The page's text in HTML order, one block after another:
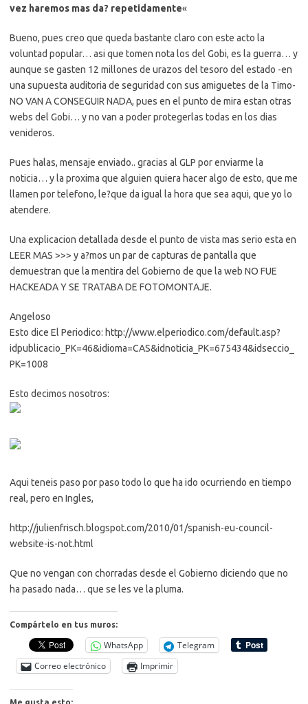
vez haremos mas da? repetidamente«
Bueno, pues creo que queda bastante claro con este acto la
voluntad popular… asi que tomen nota los del Gobi, es la guerra… y
aunque se gasten 12 millones de urazos del tesoro del estado -en
una supuesta auditoria de seguridad con sus amiguetes de la Timo-
NO VAN A CONSEGUIR NADA, pues en el punto de mira estan otras
webs del Gobi… y no van a poder protegerlas todas en los dias
venideros.
Pues halas, mensaje enviado.. gracias al GLP por enviarme la
noticia… y la proxima que alguien quiera hacer algo de esto, que me
llamen por telefono, le?que da igual la hora que sea aqui, que yo lo
atendere.
Una explicacion detallada desde el punto de vista mas serio esta en
LEER MAS >>> y a?mos un par de capturas de pantalla que
demuestran que la mentira del Gobierno de que la web NO FUE
HACKEADA Y SE TRATABA DE FOTOMONTAJE.
Angeloso
Esto dice El Periodico: http://www.elperiodico.com/default.asp?
idpublicacio_PK=46&idioma=CAS&idnoticia_PK=675434&idseccio_
PK=1008
Esto decimos nosotros:
Aqui teneis paso por paso todo lo que ha ido ocurriendo en tiempo
real, pero en Ingles,
http://julienfrisch.blogspot.com/2010/01/spanish-eu-council-
website-is-not.html
Que no vengan con chorradas desde el Gobierno diciendo que no
ha pasado nada… que se les ve la pluma.
Compártelo en tus muros:
WhatsApp
Telegram
Correo electrónico
Imprimir